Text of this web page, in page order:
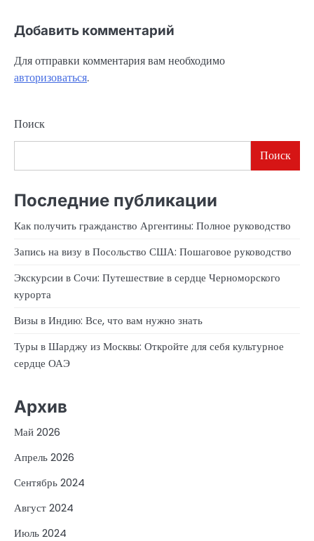
Добавить комментарий
Для отправки комментария вам необходимо
авторизоваться.
Поиск
Поиск
Последние публикации
Как получить гражданство Аргентины: Полное руководство
Запись на визу в Посольство США: Пошаговое руководство
Экскурсии в Сочи: Путешествие в сердце Черноморского
курорта
Визы в Индию: Все, что вам нужно знать
Туры в Шарджу из Москвы: Откройте для себя культурное
сердце ОАЭ
Архив
Май 2026
Апрель 2026
Сентябрь 2024
Август 2024
Июль 2024